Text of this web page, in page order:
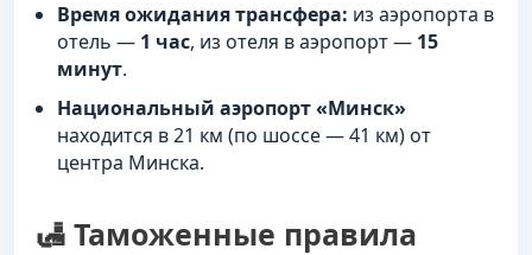
Время ожидания трансфера: из аэропорта в
отель — 1 час, из отеля в аэропорт — 15
минут.
Национальный аэропорт «Минск»
находится в 21 км (по шоссе — 41 км) от
центра Минска.
🛃 Таможенные правила